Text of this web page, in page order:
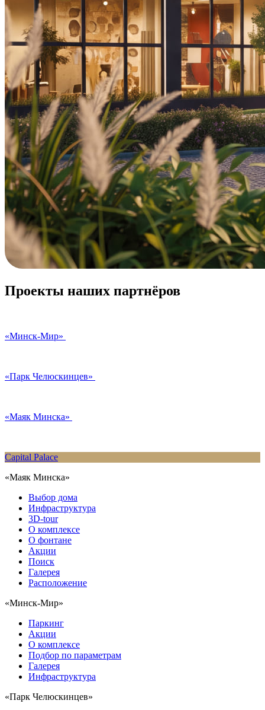
Проекты наших партнёров
«Минск-Мир»
«Парк Челюскинцев»
«Маяк Минска»
Capital Palace
«Маяк Минска»
Выбор дома
Инфраструктура
3D-tour
О комплексе
О фонтане
Акции
Поиск
Галерея
Расположение
«Минск-Мир»
Паркинг
Акции
О комплексе
Подбор по параметрам
Галерея
Инфраструктура
«Парк Челюскинцев»